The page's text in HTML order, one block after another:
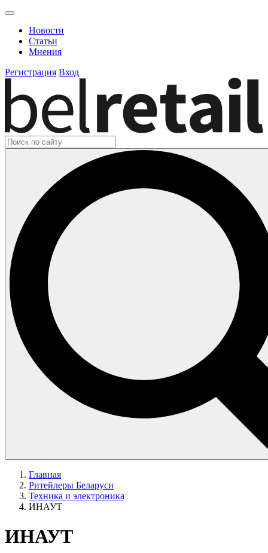
Новости
Статьи
Мнения
Регистрация Вход
Главная
Ритейлеры Беларуси
Техника и электроника
ИНАУТ
ИНАУТ